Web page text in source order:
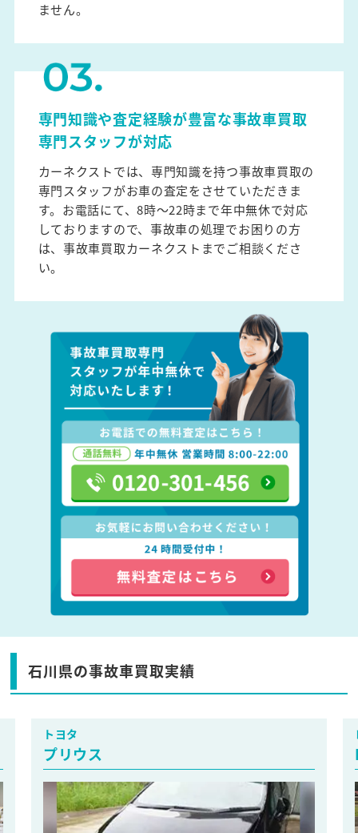
ません。
専門知識や査定経験が豊富な事故車買取
専門スタッフが対応
カーネクストでは、専門知識を持つ事故車買取の
専門スタッフがお車の査定をさせていただきま
す。お電話にて、8時～22時まで年中無休で対応
しておりますので、事故車の処理でお困りの方
は、事故車買取カーネクストまでご相談くださ
い。
石川県の事故車買取実績
トヨタ
プリウス